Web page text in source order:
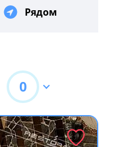
Рядом
0